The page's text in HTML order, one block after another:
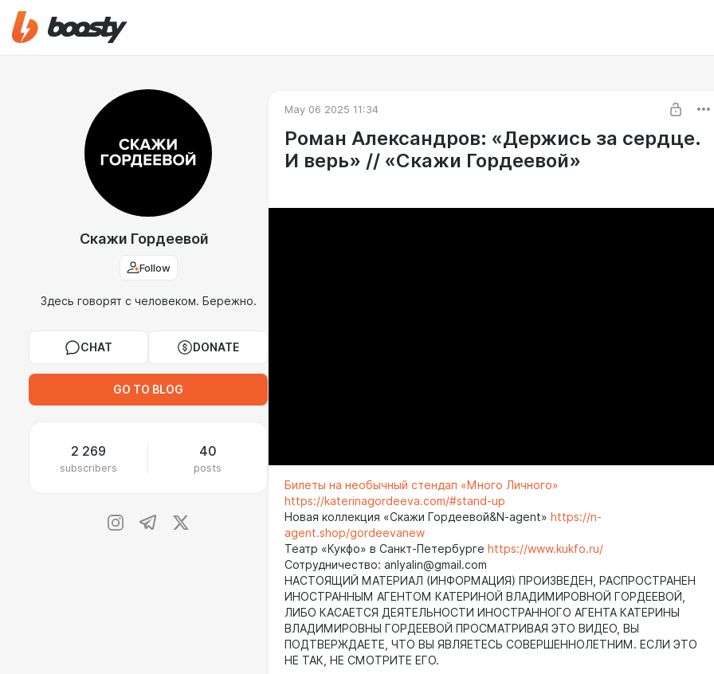
Скажи Гордеевой
Follow
Здесь говорят с человеком. Бережно.
CHAT DONATE
GO TO BLOG
2 269
subscribers
40
posts
May 06 2025 11:34
Роман Александров: «Держись за сердце.
И верь» // «Скажи Гордеевой»
Билеты на необычный стендап «Много Личного»
https://katerinagordeeva.com/#stand-up
Новая коллекция «Скажи Гордеевой&N-agent» https://n-
agent.shop/gordeevanew
Театр «Кукфо» в Санкт-Петербурге https://www.kukfo.ru/
Сотрудничество: anlyalin@gmail.com
НАСТОЯЩИЙ МАТЕРИАЛ (ИНФОРМАЦИЯ) ПРОИЗВЕДЕН, РАСПРОСТРАНЕН
ИНОСТРАННЫМ АГЕНТОМ КАТЕРИНОЙ ВЛАДИМИРОВНОЙ ГОРДЕЕВОЙ,
ЛИБО КАСАЕТСЯ ДЕЯТЕЛЬНОСТИ ИНОСТРАННОГО АГЕНТА КАТЕРИНЫ
ВЛАДИМИРОВНЫ ГОРДЕЕВОЙ ПРОСМАТРИВАЯ ЭТО ВИДЕО, ВЫ
ПОДТВЕРЖДАЕТЕ, ЧТО ВЫ ЯВЛЯЕТЕСЬ СОВЕРШЕННОЛЕТНИМ. ЕСЛИ ЭТО
НЕ ТАК, НЕ СМОТРИТЕ ЕГО.